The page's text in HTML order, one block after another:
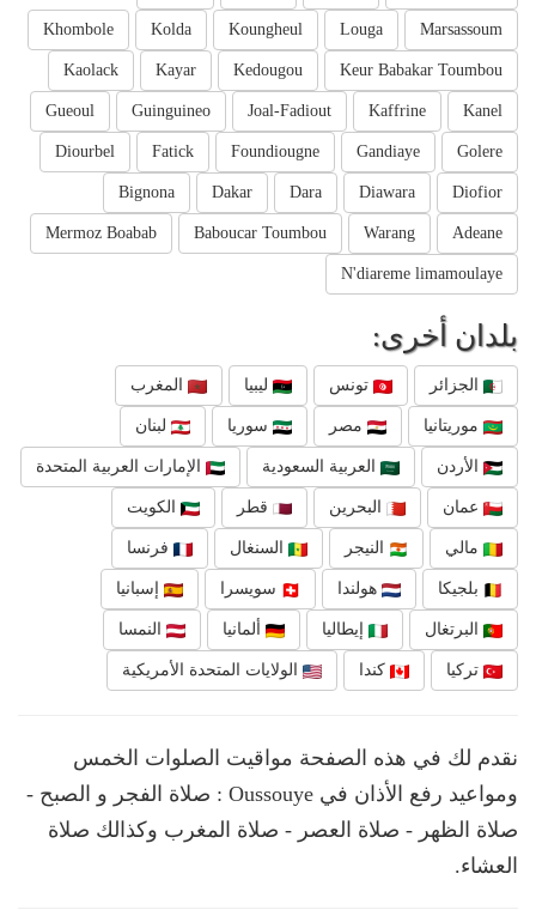
Marsassoum
Louga
Koungheul
Kolda
Khombole
Keur Babakar Toumbou
Kedougou
Kayar
Kaolack
Kanel
Kaffrine
Joal-Fadiout
Guinguineo
Gueoul
Golere
Gandiaye
Foundiougne
Fatick
Diourbel
Diofior
Diawara
Dara
Dakar
Bignona
Adeane
Warang
Baboucar Toumbou
Mermoz Boabab
N'diareme limamoulaye
بلدان أخرى:
الجزائر تونس ليبيا المغرب
موريتانيا مصر سوريا لبنان
الأردن العربية السعودية الإمارات العربية المتحدة
عمان البحرين قطر الكويت
مالي النيجر السنغال فرنسا
بلجيكا هولندا سويسرا إسبانيا
البرتغال إيطاليا ألمانيا النمسا
تركيا كندا الولايات المتحدة الأمريكية
نقدم لك في هذه الصفحة مواقيت الصلوات الخمس
ومواعيد رفع الأذان في Oussouye : صلاة الفجر و الصبح -
صلاة الظهر - صلاة العصر - صلاة المغرب وكذالك صلاة
العشاء.